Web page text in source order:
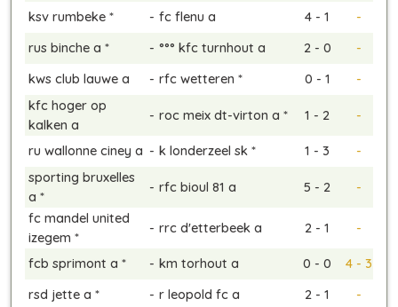
ksv rumbeke * - fc flenu a 4 - 1
-
rus binche a *
- °°° kfc turnhout a 2 - 0
-
kws club lauwe a
- rfc wetteren * 0 - 1
-
kfc hoger op
kalken a
- roc meix dt-virton a * 1 - 2 -
ru wallonne ciney a - k londerzeel sk * 1 - 3
-
sporting bruxelles
a *
- rfc bioul 81 a 5 - 2
-
fc mandel united
izegem *
- rrc d'etterbeek a 2 - 1 -
fcb sprimont a * - km torhout a 0 - 0
4 - 3
rsd jette a *
- r leopold fc a 2 - 1 -